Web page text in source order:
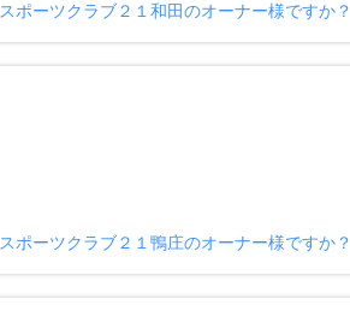
スポーツクラブ２１和田のオーナー様ですか？
スポーツクラブ２１鴨庄のオーナー様ですか？